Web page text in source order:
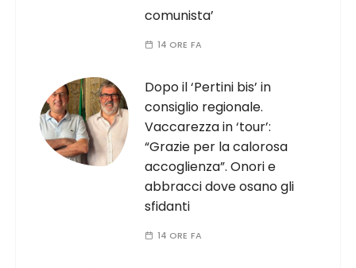
comunista’
14 ORE FA
Dopo il ‘Pertini bis’ in
consiglio regionale.
Vaccarezza in ‘tour’:
“Grazie per la calorosa
accoglienza”. Onori e
abbracci dove osano gli
sfidanti
14 ORE FA